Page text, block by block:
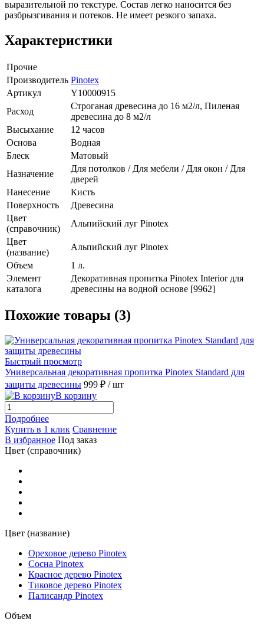
выразительной по текстуре. Состав легко наносится без
разбрызгивания и потеков. Не имеет резкого запаха.
Характеристики
Прочие
Производитель Pinotex
Артикул
Y10000915
Расход
Строганая древесина до 16 м2/л, Пиленая
древесина до 8 м2/л
Высыхание
12 часов
Основа
Водная
Блеск
Матовый
Назначение
Для потолков / Для мебели / Для окон / Для
дверей
Нанесение
Кисть
Поверхность
Древесина
Цвет
(справочник)
Альпийский луг Pinotex
Цвет
(название)
Альпийский луг Pinotex
Объем
1 л.
Элемент
каталога
Декоративная пропитка Pinotex Interior для
древесины на водной основе [9962]
Похожие товары (3)
Быстрый просмотр
Универсальная декоративная пропитка Pinotex Standard для
защиты древесины 999 ₽ / шт
В корзину
Подробнее
Купить в 1 клик Сравнение
В избранное Под заказ
Цвет (справочник)
Цвет (название)
Ореховое дерево Pinotex
Сосна Pinotex
Красное дерево Pinotex
Тиковое дерево Pinotex
Палисандр Pinotex
Объем